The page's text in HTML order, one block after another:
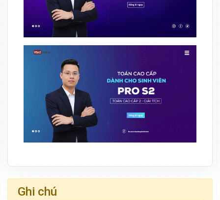
Ghi chú